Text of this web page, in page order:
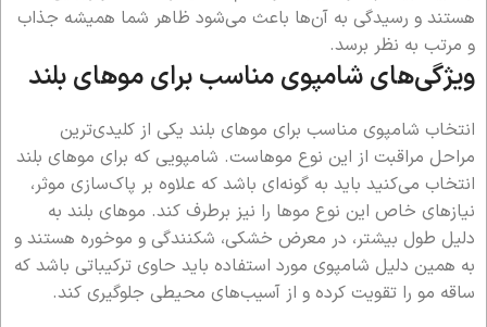
هستند و رسیدگی به آن‌ها باعث می‌شود ظاهر شما همیشه جذاب
و مرتب به نظر برسد.
ویژگی‌های شامپوی مناسب برای موهای بلند
انتخاب شامپوی مناسب برای موهای بلند یکی از کلیدی‌ترین
مراحل مراقبت از این نوع موهاست. شامپویی که برای موهای بلند
انتخاب می‌کنید باید به گونه‌ای باشد که علاوه بر پاک‌سازی موثر،
نیازهای خاص این نوع موها را نیز برطرف کند. موهای بلند به
دلیل طول بیشتر، در معرض خشکی، شکنندگی و موخوره هستند و
به همین دلیل شامپوی مورد استفاده باید حاوی ترکیباتی باشد که
ساقه مو را تقویت کرده و از آسیب‌های محیطی جلوگیری کند.